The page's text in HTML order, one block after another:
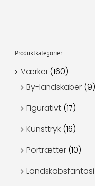
Produktkategorier
Værker (160)
By-landskaber (9)
Figurativt (17)
Kunsttryk (16)
Portrætter (10)
Landskabsfantasi